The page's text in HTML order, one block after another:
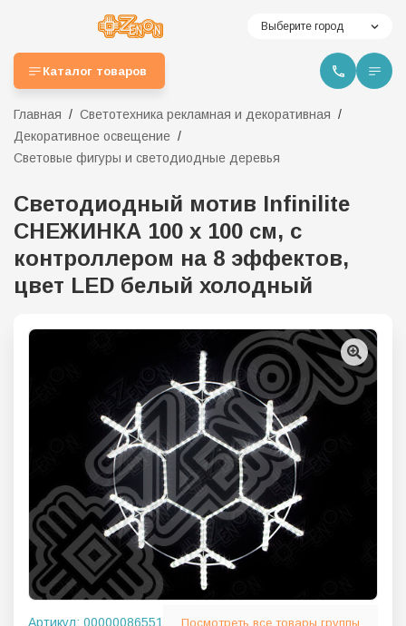
Выберите город
Каталог товаров
Главная
Светотехника рекламная и декоративная
Декоративное освещение
Световые фигуры и светодиодные деревья
Светодиодный мотив Infinilite
СНЕЖИНКА 100 х 100 см, с
контроллером на 8 эффектов,
цвет LED белый холодный
Артикул: 00000086551 Посмотреть все товары группы